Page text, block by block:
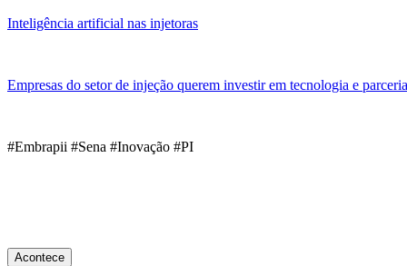
Inteligência artificial nas injetoras
Empresas do setor de injeção querem investir em tecnologia e
#Embrapii #Sena #Inovação #PI
Acontece